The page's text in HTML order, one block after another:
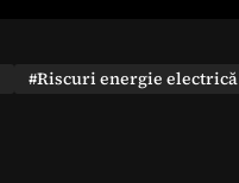
#Riscuri energie electrică